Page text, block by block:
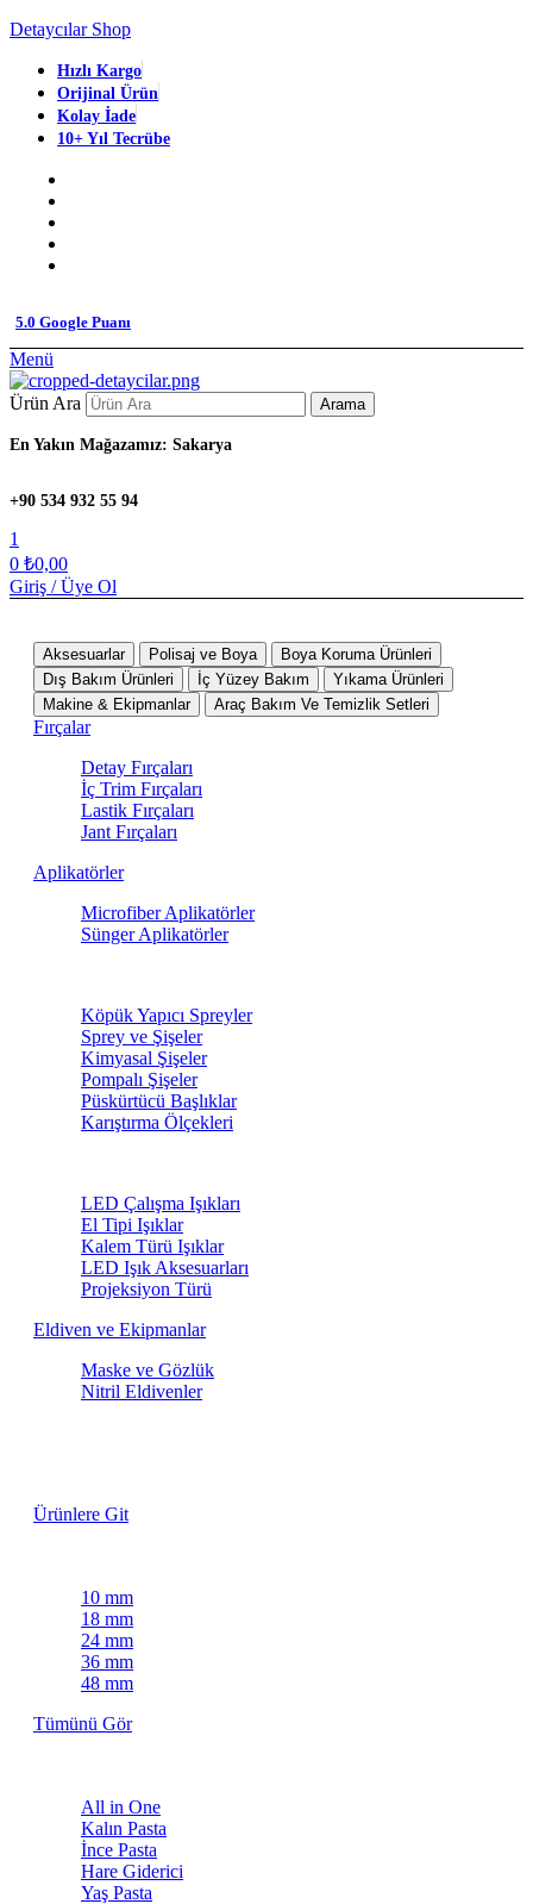
Detaycılar Shop
Hızlı Kargo
Orijinal Ürün
Kolay İade
10+ Yıl Tecrübe
5.0 Google Puanı
Menü
Ürün Ara Arama
En Yakın Mağazamız: Sakarya
+90 534 932 55 94
1
0 ₺0,00
Giriş / Üye Ol
Aksesuarlar Polisaj ve Boya
Boya Koruma Ürünleri
Dış Bakım Ürünleri
İç Yüzey Bakım
Yıkama Ürünleri
Makine & Ekipmanlar
Araç Bakım Ve Temizlik Setleri
Fırçalar
Detay Fırçaları
İç Trim Fırçaları
Lastik Fırçaları
Jant Fırçaları
Aplikatörler
Microfiber Aplikatörler
Sünger Aplikatörler
Köpük Yapıcı Spreyler
Sprey ve Şişeler
Kimyasal Şişeler
Pompalı Şişeler
Püskürtücü Başlıklar
Karıştırma Ölçekleri
LED Çalışma Işıkları
El Tipi Işıklar
Kalem Türü Işıklar
LED Işık Aksesuarları
Projeksiyon Türü
Eldiven ve Ekipmanlar
Maske ve Gözlük
Nitril Eldivenler
Ürünlere Git
10 mm
18 mm
24 mm
36 mm
48 mm
Tümünü Gör
All in One
Kalın Pasta
İnce Pasta
Hare Giderici
Yaş Pasta